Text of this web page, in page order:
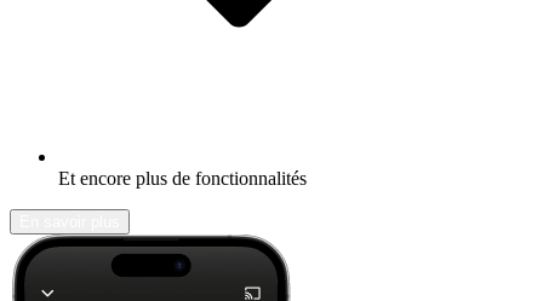
Et encore plus de fonctionnalités